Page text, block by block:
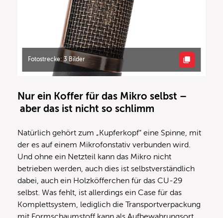
Fotostrecke: 3 Bilder
Nur ein Koffer für das Mikro selbst –
aber das ist nicht so schlimm
Natürlich gehört zum „Kupferkopf“ eine Spinne, mit
der es auf einem Mikrofonstativ verbunden wird.
Und ohne ein Netzteil kann das Mikro nicht
betrieben werden, auch dies ist selbstverständlich
dabei, auch ein Holzköfferchen für das CU-29
selbst. Was fehlt, ist allerdings ein Case für das
Komplettsystem, lediglich die Transportverpackung